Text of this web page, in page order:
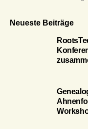
Neueste Beiträge